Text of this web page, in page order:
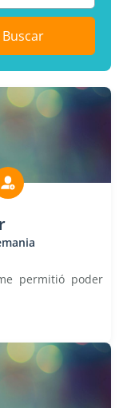
Buscar
permitió poder